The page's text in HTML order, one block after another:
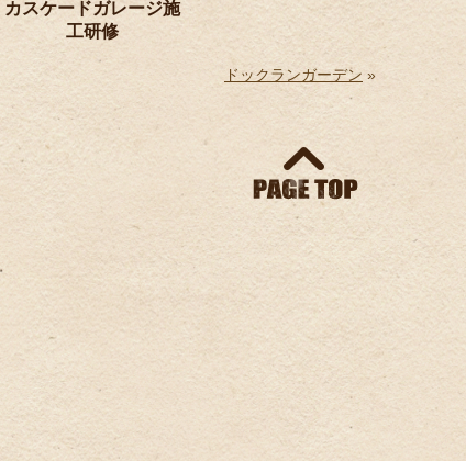
カスケードガレージ施
工研修
ドックランガーデン »